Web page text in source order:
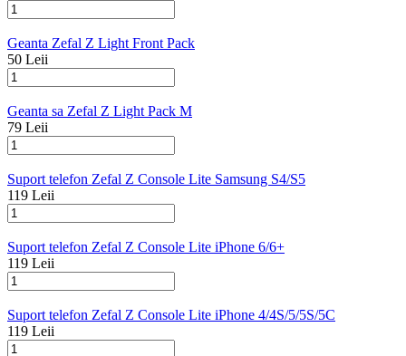
Geanta Zefal Z Light Front Pack
50 Leii
Geanta sa Zefal Z Light Pack M
79 Leii
Suport telefon Zefal Z Console Lite Samsung S4/S5
119 Leii
Suport telefon Zefal Z Console Lite iPhone 6/6+
119 Leii
Suport telefon Zefal Z Console Lite iPhone 4/4S/5/5S/5C
119 Leii